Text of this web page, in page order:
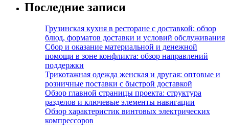
Последние записи
Грузинская кухня в ресторане с доставкой: обзор
блюд, форматов доставки и условий обслуживания
Сбор и оказание материальной и денежной
помощи в зоне конфликта: обзор направлений
поддержки
Трикотажная одежда женская и другая: оптовые и
розничные поставки с быстрой доставкой
Обзор главной страницы проекта: структура
разделов и ключевые элементы навигации
Обзор характеристик винтовых электрических
компрессоров